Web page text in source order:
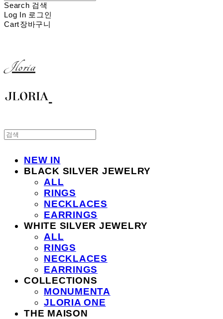
Search 검색
Log In 로그인
Cart장바구니
Jloria
NEW IN
BLACK SILVER JEWELRY
ALL
RINGS
NECKLACES
EARRINGS
WHITE SILVER JEWELRY
ALL
RINGS
NECKLACES
EARRINGS
COLLECTIONS
MONUMENTA
JLORIA ONE
THE MAISON